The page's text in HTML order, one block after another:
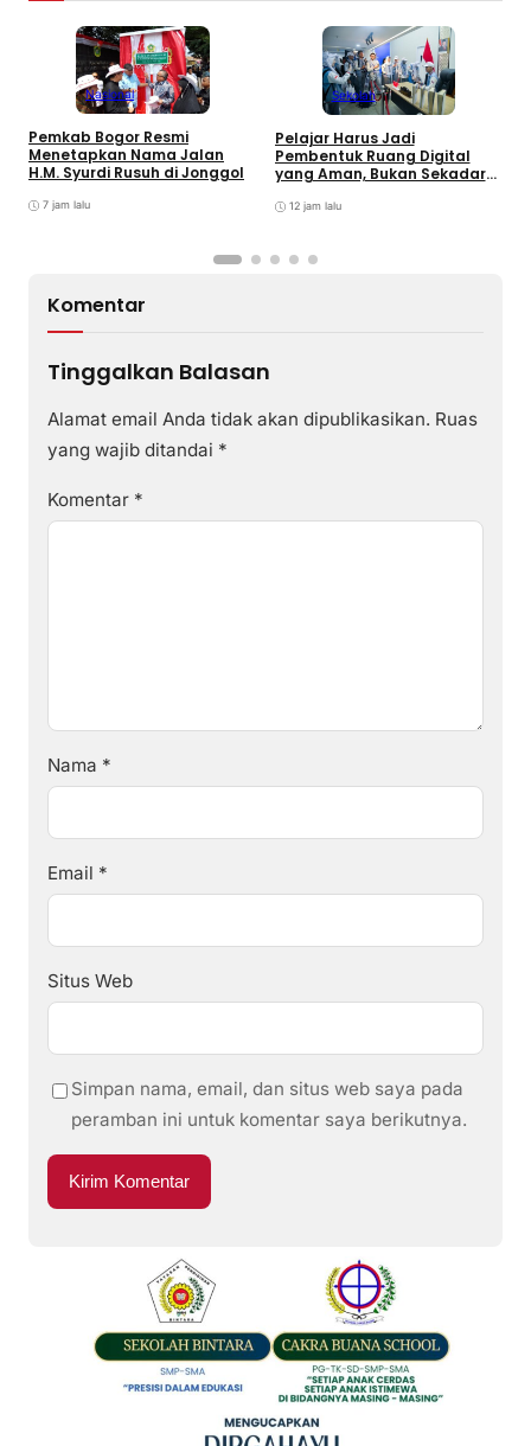
Nasional
Pemkab Bogor Resmi
Menetapkan Nama Jalan
H.M. Syurdi Rusuh di Jonggol
7 jam lalu
Sekolah
Pelajar Harus Jadi
Pembentuk Ruang Digital
yang Aman, Bukan Sekadar
12 jam lalu
Komentar
Tinggalkan Balasan
Alamat email Anda tidak akan dipublikasikan. Ruas
yang wajib ditandai *
Komentar *
Nama *
Email *
Situs Web
Simpan nama, email, dan situs web saya pada
peramban ini untuk komentar saya berikutnya.